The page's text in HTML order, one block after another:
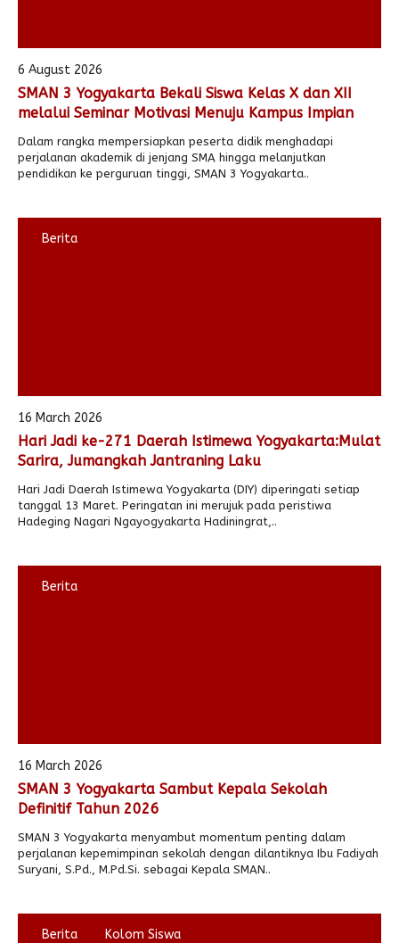
Antologi Puisi 2
Antologi Puisi 3
Antologi Cerpen B.Inggris
6 August 2026
SMAN 3 Yogyakarta Bekali Siswa Kelas X dan XII
melalui Seminar Motivasi Menuju Kampus Impian
Dalam rangka mempersiapkan peserta didik menghadapi
perjalanan akademik di jenjang SMA hingga melanjutkan
pendidikan ke perguruan tinggi, SMAN 3 Yogyakarta..
Berita
16 March 2026
Hari Jadi ke-271 Daerah Istimewa Yogyakarta:Mulat
Sarira, Jumangkah Jantraning Laku
Hari Jadi Daerah Istimewa Yogyakarta (DIY) diperingati setiap
tanggal 13 Maret. Peringatan ini merujuk pada peristiwa
Hadeging Nagari Ngayogyakarta Hadiningrat,..
Berita
16 March 2026
SMAN 3 Yogyakarta Sambut Kepala Sekolah
Definitif Tahun 2026
SMAN 3 Yogyakarta menyambut momentum penting dalam
perjalanan kepemimpinan sekolah dengan dilantiknya Ibu Fadiyah
Suryani, S.Pd., M.Pd.Si. sebagai Kepala SMAN..
Berita Kolom Siswa